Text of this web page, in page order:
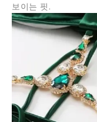
보이는 핏.